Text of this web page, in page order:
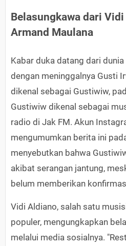
Belasungkawa dari
Armand Maulana
Kabar duka datang dari
dengan meninggalnya Gusti
dikenal sebagai Gustiwiw,
Gustiwiw dikenal sebagai
radio di Jak FM. Akun
mengumumkan berita ini
menyebutkan bahwa
akibat serangan jantung,
belum memberikan
Vidi Aldiano, salah satu
populer, mengungkapkan
melalui media sosialnya.